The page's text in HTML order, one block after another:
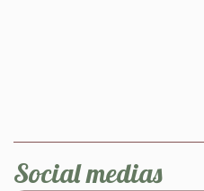
Social medias